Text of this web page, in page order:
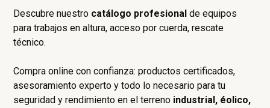
Descubre nuestro catálogo profesional de equipos
para trabajos en altura, acceso por cuerda, rescate
técnico.
Compra online con confianza: productos certificados,
asesoramiento experto y todo lo necesario para tu
seguridad y rendimiento en el terreno industrial, éolico,